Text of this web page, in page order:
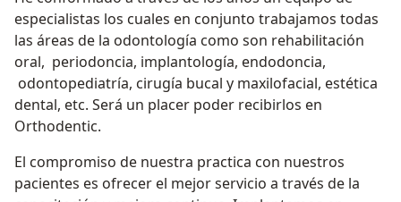
especialistas los cuales en conjunto trabajamos todas
las áreas de la odontología como son rehabilitación
oral, periodoncia, implantología, endodoncia,
odontopediatría, cirugía bucal y maxilofacial, estética
dental, etc. Será un placer poder recibirlos en
Orthodentic.
El compromiso de nuestra practica con nuestros
pacientes es ofrecer el mejor servicio a través de la